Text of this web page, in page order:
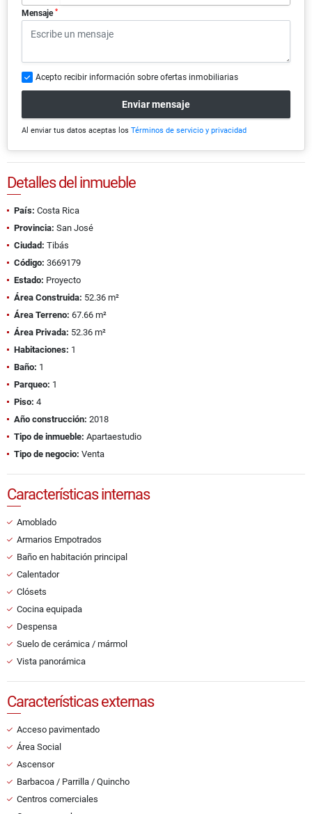
Mensaje *
Acepto recibir información sobre ofertas inmobiliarias
Enviar mensaje
Al enviar tus datos aceptas los Términos de servicio y privacidad
Detalles del inmueble
País: Costa Rica
Provincia: San José
Ciudad: Tibás
Código: 3669179
Estado: Proyecto
Área Construida: 52.36 m²
Área Terreno: 67.66 m²
Área Privada: 52.36 m²
Habitaciones: 1
Baño: 1
Parqueo: 1
Piso: 4
Año construcción: 2018
Tipo de inmueble: Apartaestudio
Tipo de negocio: Venta
Características internas
Amoblado
Armarios Empotrados
Baño en habitación principal
Calentador
Clósets
Cocina equipada
Despensa
Suelo de cerámica / mármol
Vista panorámica
Características externas
Acceso pavimentado
Área Social
Ascensor
Barbacoa / Parrilla / Quincho
Centros comerciales